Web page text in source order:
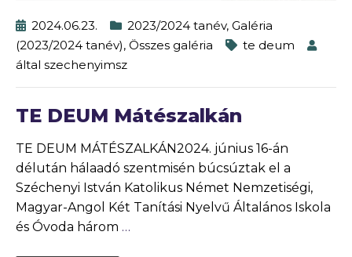
2024.06.23. 2023/2024 tanév, Galéria
(2023/2024 tanév), Összes galéria
te deum
által szechenyimsz
TE DEUM Mátészalkán
TE DEUM MÁTÉSZALKÁN2024. június 16-án
délután hálaadó szentmisén búcsúztak el a
Széchenyi István Katolikus Német Nemzetiségi,
Magyar-Angol Két Tanítási Nyelvű Általános Iskola
és Óvoda három …